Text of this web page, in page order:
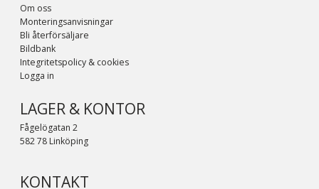
Om oss
Monteringsanvisningar
Bli återförsäljare
Bildbank
Integritetspolicy & cookies
Logga in
LAGER & KONTOR
Fågelögatan 2
582 78 Linköping
KONTAKT